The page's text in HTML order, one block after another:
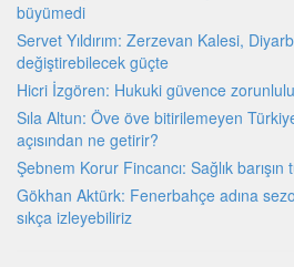
büyümedi
Servet Yıldırım: Zerzevan Kalesi,
değiştirebilecek güçte
Hicri İzgören: Hukuki güvence
Sıla Altun: Öve öve bitirilemeyen
açısından ne getirir?
Şebnem Korur Fincancı: Sağlık
Gökhan Aktürk: Fenerbahçe adına
sıkça izleyebiliriz